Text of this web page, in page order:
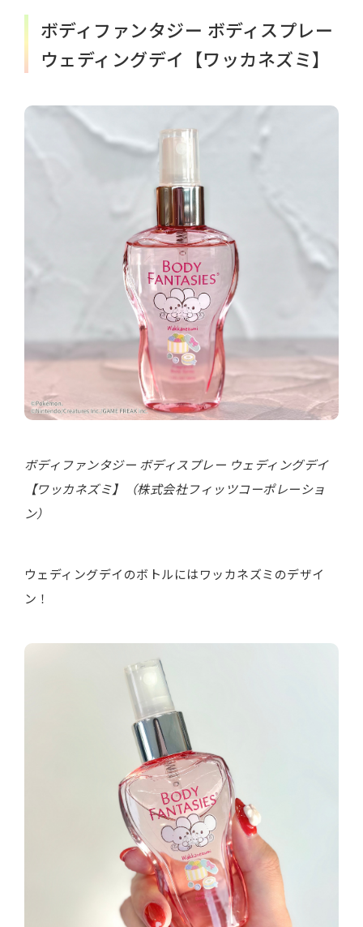
ボディファンタジー ボディスプレー
ウェディングデイ【ワッカネズミ】
ボディファンタジー ボディスプレー ウェディングデイ
【ワッカネズミ】（株式会社フィッツコーポレーショ
ン）
ウェディングデイのボトルにはワッカネズミのデザイ
ン！